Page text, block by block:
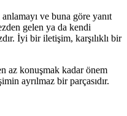
ve buna göre yanıt
gelen ya da kendi
İyi bir iletişim, karşılıklı bir
az konuşmak kadar önem
ayrılmaz bir parçasıdır.